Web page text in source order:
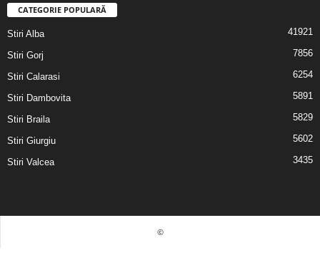
CATEGORIE POPULARĂ
Stiri Alba 41921
Stiri Gorj 7856
Stiri Calarasi 6254
Stiri Dambovita 5891
Stiri Braila 5829
Stiri Giurgiu 5602
Stiri Valcea 3435
©